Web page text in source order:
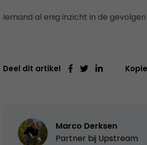
Iemand al enig inzicht in de
Deel dit artikel
Marco Derksen
Partner bij Upstream